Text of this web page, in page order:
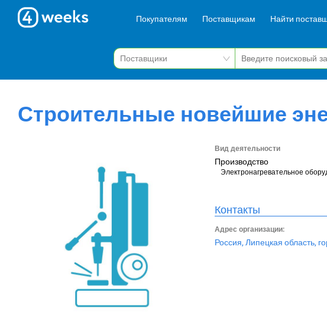
Покупателям Поставщикам Найти
Строительные новейшие
Вид деятельности
Производство
Электронагревательное
Контакты
Адрес организации:
Россия, Липецкая область,